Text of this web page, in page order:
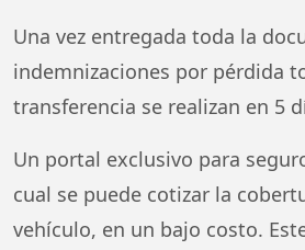
Una vez entregada toda la
indemnizaciones por pérdida
transferencia se realizan en 5
Un portal exclusivo para
cual se puede cotizar la
vehículo, en un bajo costo.